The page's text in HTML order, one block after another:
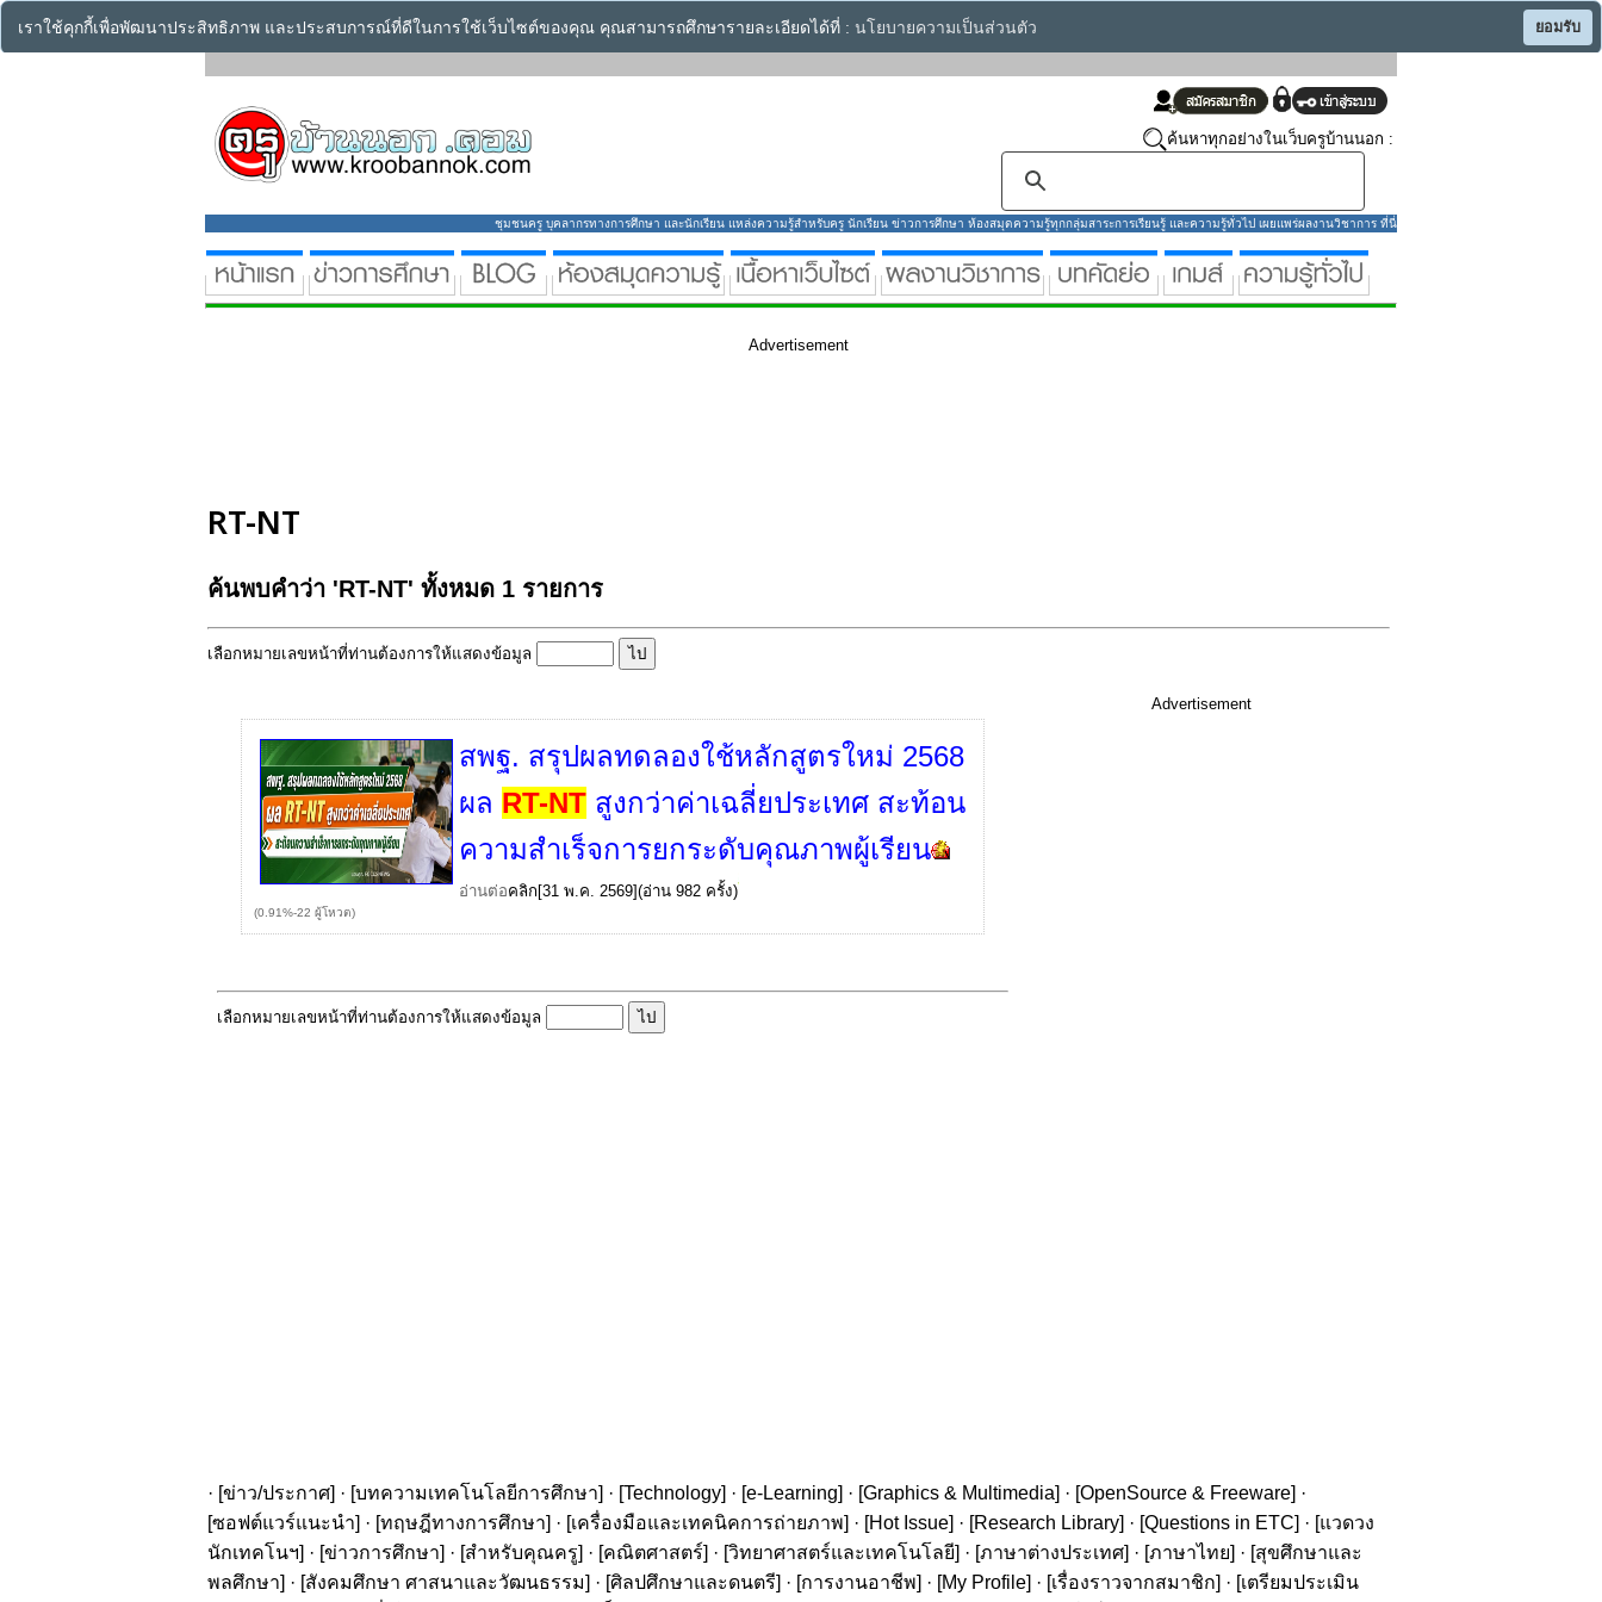
เราใช้คุกกี้เพื่อพัฒนาประสิทธิภาพ และประสบการณ์ที่ดีในการใช้เว็บไซต์ของคุณ คุณสามารถศึกษารายละเอียดได้ที่ : นโยบายความเป็นส่วนตัว ยอมรับ
ค้นหาทุกอย่างในเว็บครูบ้านนอก :
ชุมชนครู บุคลากรทางการศึกษา และนักเรียน แหล่งความรู้สำหรับครู นักเรียน ข่าวการศึกษา ห้องสมุดความรู้ทุกกลุ่มสาระการเรียนรู้ และความรู้ทั่วไป เผยแพร่ผลงานวิชาการ ที่นี่
Advertisement
RT-NT
ค้นพบคำว่า 'RT-NT' ทั้งหมด 1 รายการ
เลือกหมายเลขหน้าที่ท่านต้องการให้แสดงข้อมูล
สพฐ. สรุปผลทดลองใช้หลักสูตรใหม่ 2568
ผล RT-NT สูงกว่าค่าเฉลี่ยประเทศ สะท้อน
ความสำเร็จการยกระดับคุณภาพผู้เรียน
อ่านต่อคลิก[31 พ.ค. 2569](อ่าน 982 ครั้ง)
(0.91%-22 ผู้โหวต)
เลือกหมายเลขหน้าที่ท่านต้องการให้แสดงข้อมูล
Advertisement
· [ข่าว/ประกาศ] · [บทความเทคโนโลยีการศึกษา] · [Technology] · [e-Learning] · [Graphics & Multimedia] · [OpenSource & Freeware] ·
[ซอฟต์แวร์แนะนำ] · [ทฤษฎีทางการศึกษา] · [เครื่องมือและเทคนิคการถ่ายภาพ] · [Hot Issue] · [Research Library] · [Questions in ETC] · [แวดวง
นักเทคโนฯ] · [ข่าวการศึกษา] · [สำหรับคุณครู] · [คณิตศาสตร์] · [วิทยาศาสตร์และเทคโนโลยี] · [ภาษาต่างประเทศ] · [ภาษาไทย] · [สุขศึกษาและ
พลศึกษา] · [สังคมศึกษา ศาสนาและวัฒนธรรม] · [ศิลปศึกษาและดนตรี] · [การงานอาชีพ] · [My Profile] · [เรื่องราวจากสมาชิก] · [เตรียมประเมิน